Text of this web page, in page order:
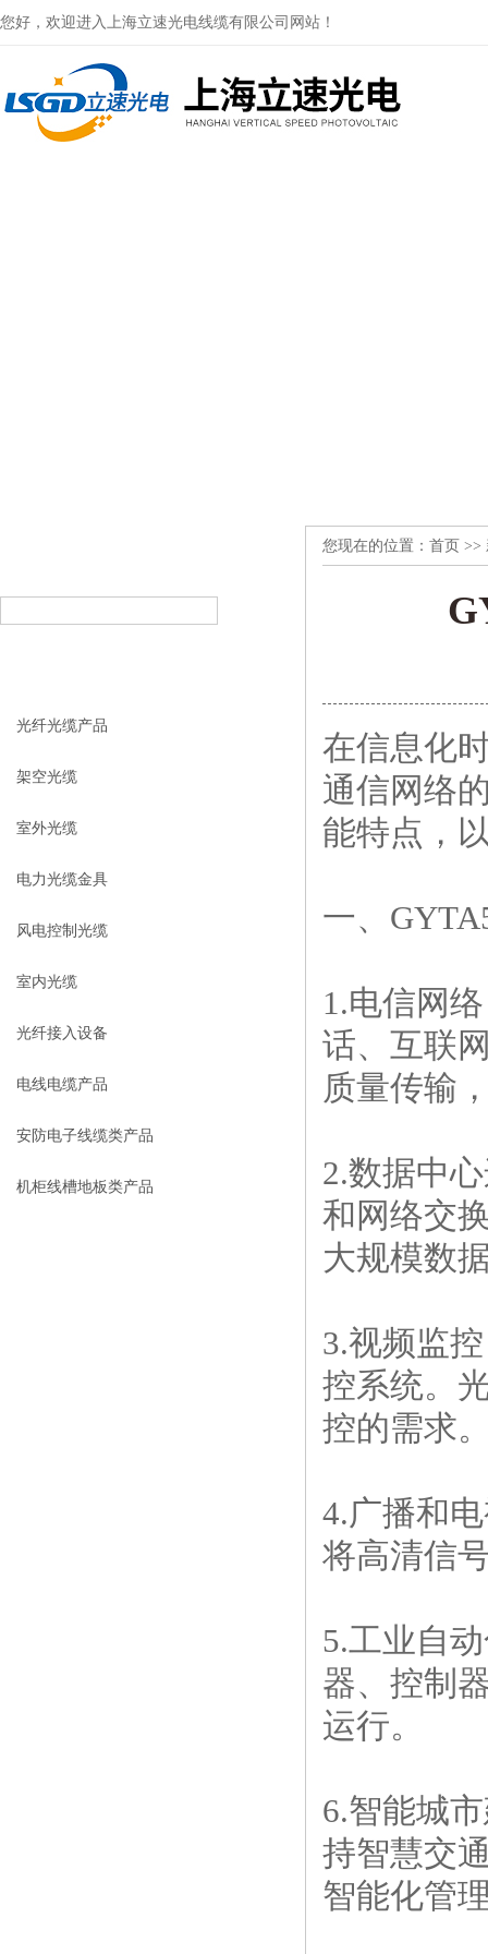
您好，欢迎进入上海立速光电线缆有限公司网站！
光纤光缆产品
架空光缆
室外光缆
电力光缆金具
风电控制光缆
室内光缆
光纤接入设备
电线电缆产品
安防电子线缆类产品
机柜线槽地板类产品
您现在的位置： 首页 >>
在信息化
通信网络
能特点，
一、
1.电信网
话、互联
质量传输
2.数据中
和网络交
大规模数
3.视频监
控系统。
控的需求
4.广播和
将高清信
5.工业自
器、控制
运行。
6.智能城
持智慧交
智能化管